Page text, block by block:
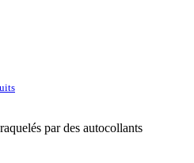
par des autocollants